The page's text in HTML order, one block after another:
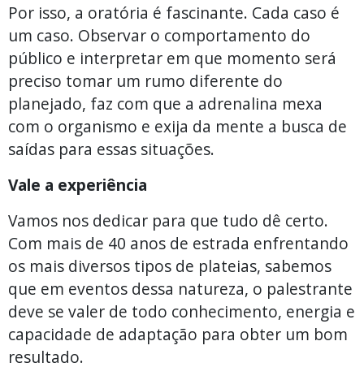
Por isso, a oratória é fascinante. Cada caso é
um caso. Observar o comportamento do
público e interpretar em que momento será
preciso tomar um rumo diferente do
planejado, faz com que a adrenalina mexa
com o organismo e exija da mente a busca de
saídas para essas situações.
Vale a experiência
Vamos nos dedicar para que tudo dê certo.
Com mais de 40 anos de estrada enfrentando
os mais diversos tipos de plateias, sabemos
que em eventos dessa natureza, o palestrante
deve se valer de todo conhecimento, energia e
capacidade de adaptação para obter um bom
resultado.